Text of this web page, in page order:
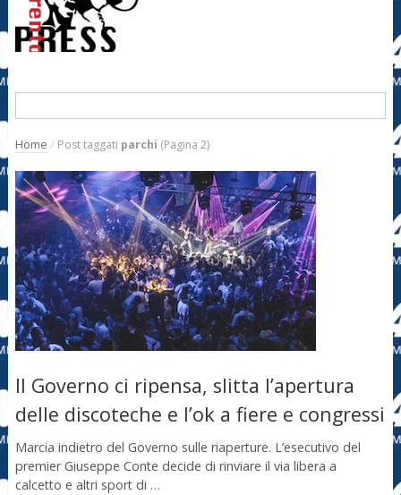
Home / Post taggati parchi (Pagina 2)
Il Governo ci ripensa, slitta l’apertura
delle discoteche e l’ok a fiere e congressi
Marcia indietro del Governo sulle riaperture. L’esecutivo del
premier Giuseppe Conte decide di rinviare il via libera a
calcetto e altri sport di …